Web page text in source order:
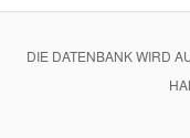
DIE DATENBANK WIRD